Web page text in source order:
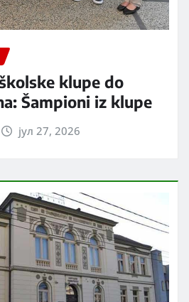
klupe do
Šampioni iz klupe
јул 27, 2026